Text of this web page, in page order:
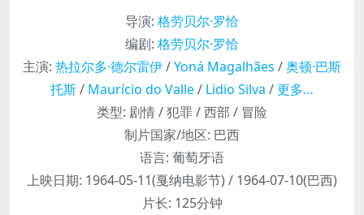
导演: 格劳贝尔·罗恰
编剧: 格劳贝尔·罗恰
主演: 热拉尔多·德尔雷伊/Yoná Magalhães /奥顿·巴斯
托斯/ Maurício do Valle/ Lidio Silva /更多…
类型: 剧情 / 犯罪 / 西部 / 冒险
制片国家/地区: 巴西
语言: 葡萄牙语
上映日期: 1964-05-11(戛纳电影节) / 1964-07-10(巴西)
片长: 125分钟